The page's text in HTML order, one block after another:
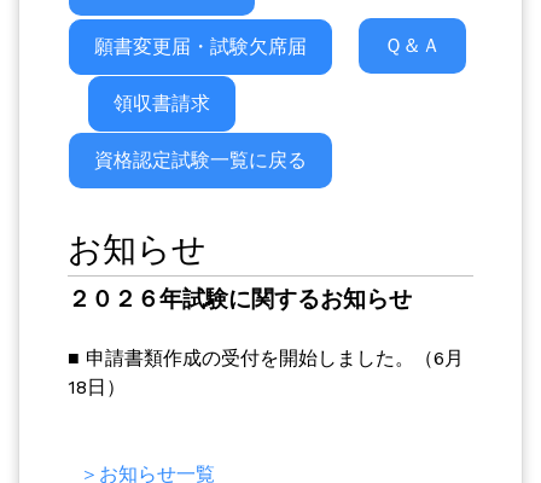
願書変更届・試験欠席届 Ｑ＆Ａ
領収書請求
資格認定試験一覧に戻る
お知らせ
２０２６年試験に関するお知らせ
■ 申請書類作成の受付を開始しました。（6月
18日）
＞お知らせ一覧